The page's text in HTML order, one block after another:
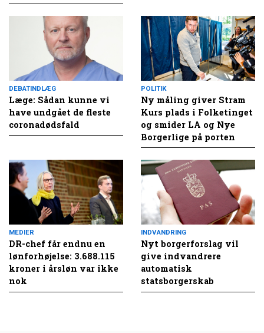
DEBATINDLÆG
Læge: Sådan kunne vi
have undgået de fleste
coronadødsfald
POLITIK
Ny måling giver Stram
Kurs plads i Folketinget
og smider LA og Nye
Borgerlige på porten
MEDIER
DR-chef får endnu en
lønforhøjelse: 3.688.115
kroner i årsløn var ikke
nok
INDVANDRING
Nyt borgerforslag vil
give indvandrere
automatisk
statsborgerskab